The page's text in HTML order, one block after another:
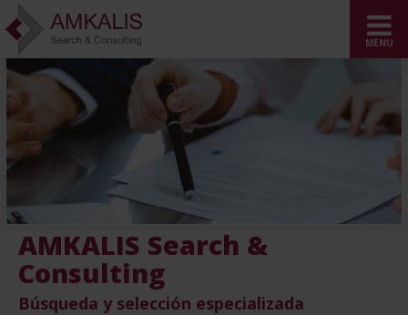
AMKALIS Search &
Consulting
Búsqueda y selección especializada